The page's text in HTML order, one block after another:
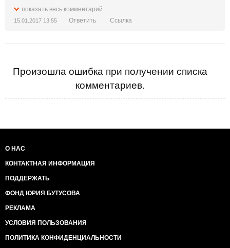
показать весь комментарий
15.01.2017 13:55 Ответить Ссылка
Произошла ошибка при получении списка
комментариев.
О НАС
КОНТАКТНАЯ ИНФОРМАЦИЯ
ПОДДЕРЖАТЬ
ФОНД ЮРИЯ БУТУСОВА
РЕКЛАМА
УСЛОВИЯ ПОЛЬЗОВАНИЯ
ПОЛИТИКА КОНФИДЕНЦИАЛЬНОСТИ